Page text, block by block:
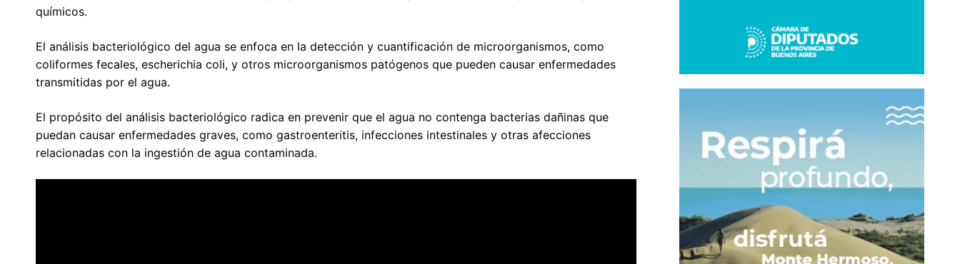
químicos.
El análisis bacteriológico del agua se enfoca en la detección y cuantificación de microorganismos, como
coliformes fecales, escherichia coli, y otros microorganismos patógenos que pueden causar enfermedades
transmitidas por el agua.
El propósito del análisis bacteriológico radica en prevenir que el agua no contenga bacterias dañinas que
puedan causar enfermedades graves, como gastroenteritis, infecciones intestinales y otras afecciones
relacionadas con la ingestión de agua contaminada.